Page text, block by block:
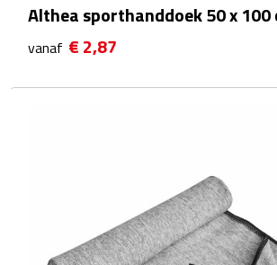
Koffieglazen
Schoteltjes
Althea sporthanddoek 50 x 100
vanaf € 2,87